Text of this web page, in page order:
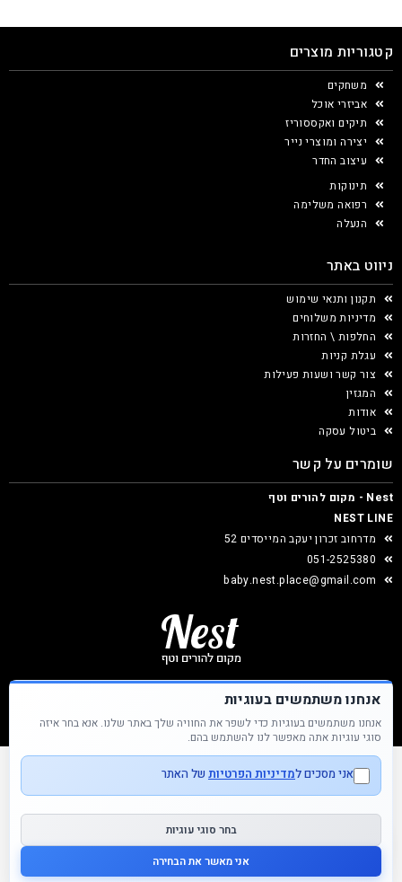
קטגוריות מוצרים
משחקים
אביזרי אוכל
תיקים ואקססוריז
יצירה ומוצרי נייר
עיצוב החדר
תינוקות
רפואה משלימה
הנעלה
ניווט באתר
תקנון ותנאי שימוש
מדיניות משלוחים
החלפות \ החזרות
עגלת קניות
צור קשר ושעות פעילות
המגזין
אודות
ביטול עסקה
שומרים על קשר
Nest - מקום להורים וטף
NEST LINE
מדרחוב זכרון יעקב המייסדים 52
051-2525380
baby.nest.place@gmail.com
Nest &copy כל הזכויות שמורות
אנחנו משתמשים בעוגיות
אנחנו משתמשים בעוגיות כדי לשפר את החוויה שלך באתר שלנו. אנא בחר איזה
סוגי עוגיות אתה מאפשר לנו להשתמש בהם.
אני מסכים למדיניות הפרטיות של האתר
בחר סוגי עוגיות
אני מאשר את הבחירה